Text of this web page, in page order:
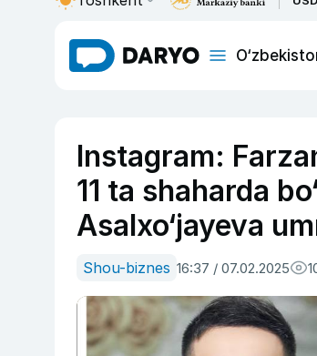
Instagram:
11 ta shaharda
Asalxo‘jayeva
Shou-biznes 16:37 / 07.02.2025